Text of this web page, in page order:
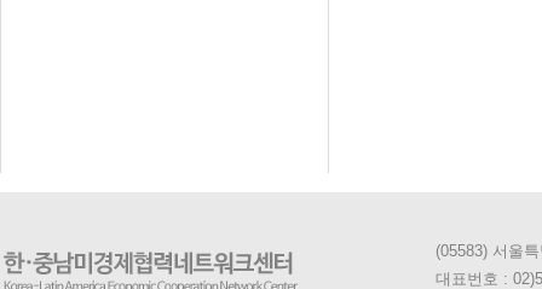
(05583) 서울
대표번호 :